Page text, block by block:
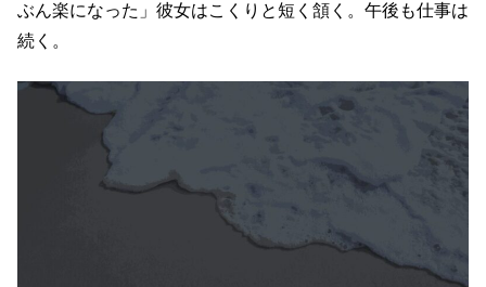
ぶん楽になった」彼女はこくりと短く頷く。午後も仕事は
続く。